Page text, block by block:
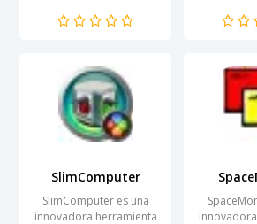
sistema. A través de su
SlimComputer
SlimComputer es una
innovadora herramienta